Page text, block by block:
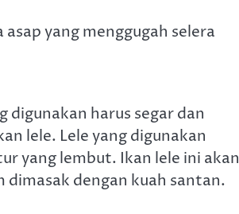
harus segar dan
lele. Lele yang digunakan
yang lembut. Ikan lele ini akan
dengan kuah santan.